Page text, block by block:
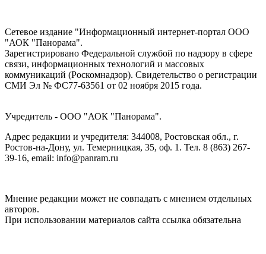
Сетевое издание "Информационный интернет-портал ООО
"АОК "Панорама".
Зарегистрировано Федеральной службой по надзору в сфере
связи, информационных технологий и массовых
коммуникаций (Роскомнадзор). Cвидетельство о регистрации
СМИ Эл № ФС77-63561 от 02 ноября 2015 года.
Учредитель - ООО "АОК "Панорама".
Адрес редакции и учредителя: 344008, Ростовская обл., г.
Ростов-на-Дону, ул. Темерницкая, 35, оф. 1. Тел. 8 (863) 267-
39-16, email: info@panram.ru
Мнение редакции может не совпадать с мнением отдельных
авторов.
При использовании материалов сайта ссылка обязательна